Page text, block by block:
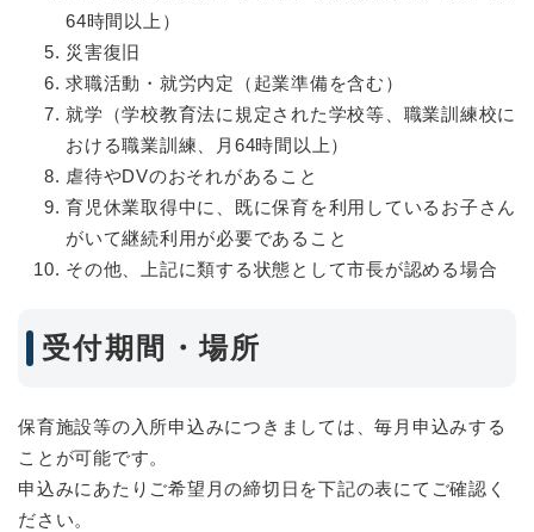
64時間以上）
災害復旧
求職活動・就労内定（起業準備を含む）
就学（学校教育法に規定された学校等、職業訓練校に
おける職業訓練、月64時間以上）
虐待やDVのおそれがあること
育児休業取得中に、既に保育を利用しているお子さん
がいて継続利用が必要であること
その他、上記に類する状態として市長が認める場合
受付期間・場所
保育施設等の入所申込みにつきましては、毎月申込みする
ことが可能です。
申込みにあたりご希望月の締切日を下記の表にてご確認く
ださい。